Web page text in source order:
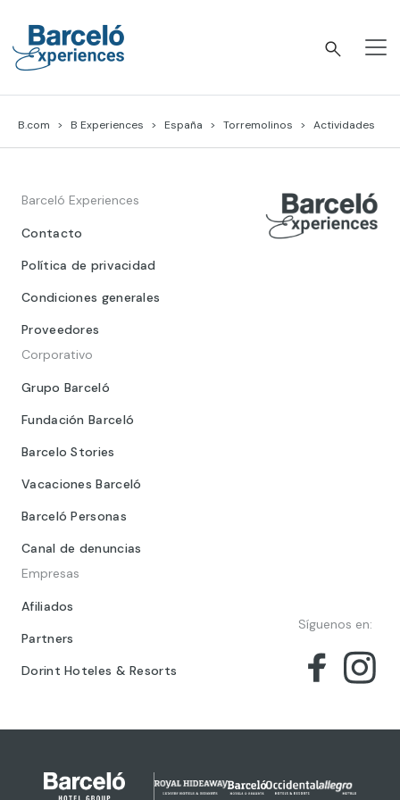
content
B.com B Experiences España Torremolinos Actividades
Barceló Experiences
Contacto
Política de privacidad
Condiciones generales
Proveedores
Corporativo
Grupo Barceló
Fundación Barceló
Barcelo Stories
Vacaciones Barceló
Barceló Personas
Canal de denuncias
Empresas
Afiliados
Partners
Dorint Hoteles & Resorts
Síguenos en: